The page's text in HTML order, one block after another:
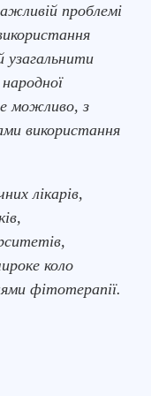
проблемi
узагальнити
можливо, з
використання
лікарів,
коло
фітотерапії.